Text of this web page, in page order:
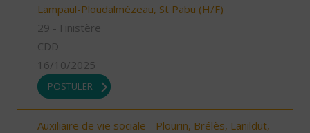
Lampaul-Ploudalmézeau, St Pabu (H/F)
29 - Finistère
CDD
16/10/2025
POSTULER
Auxiliaire de vie sociale - Plourin, Brélès, Lanildut,